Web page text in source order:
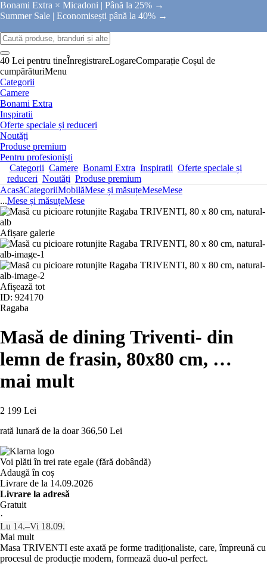
Bonami Extra × Micadoni | Până la 25% →
Summer Sale | Economisești până la 40% →
40 Lei pentru tineÎnregistrareLogareComparație Coșul de
cumpărăturiMenu
Categorii
Camere
Bonami Extra
Inspiratii
Oferte speciale și reduceri
Noutăți
Produse premium
Pentru profesioniști
Categorii Camere Bonami Extra Inspiratii Oferte speciale și
reduceri Noutăți Produse premium
AcasăCategoriiMobilăMese și măsuțeMeseMese
...Mese și măsuțeMese
Afișare galerie
Afișează tot
ID: 924170
Ragaba
Masă de dining Triventi- din
lemn de frasin, 80x80 cm, …
mai mult
2 199 Lei
rată lunară de la doar 366,50 Lei
Voi plăti în trei rate egale (fără dobândă)
Adaugă în coș
Livrare de la 14.09.2026
Livrare la adresă
Gratuit
·
Lu 14.–Vi 18.09.
Mai mult
Masa TRIVENTI este axată pe forme tradiționaliste, care, împreună cu
procesul de producție modern, formează duo-ul perfect.